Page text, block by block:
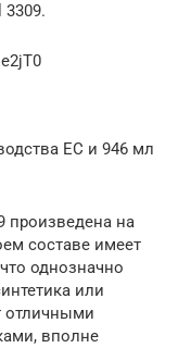
ЕС и 946 мл
на
составе имеет
однозначно
или
отличными
вполне